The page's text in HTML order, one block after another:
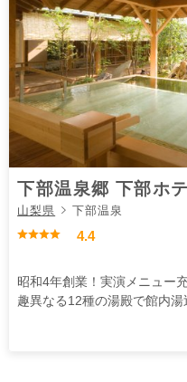
下部温泉郷 下部ホ
山梨県 下部温泉
4.4
昭和4年創業！実演メニュー
趣異なる12種の湯殿で館内湯